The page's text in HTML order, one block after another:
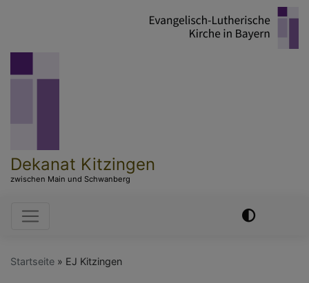
Dekanat Kitzingen
zwischen Main und Schwanberg
Hauptnavigation
Startseite EJ Kitzingen